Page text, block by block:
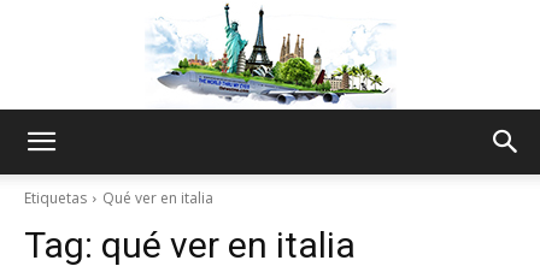
Etiquetas Qué ver en italia
Tag: qué ver en italia